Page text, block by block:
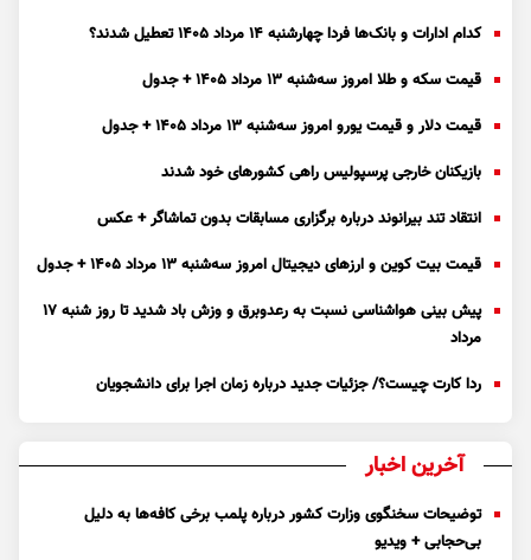
کدام ادارات و بانک‌ها فردا چهارشنبه ۱۴ مرداد ۱۴۰۵ تعطیل شدند؟
قیمت سکه و طلا امروز سه‌شنبه ۱۳ مرداد ۱۴۰۵ + جدول
قیمت دلار و قیمت یورو امروز سه‌شنبه ۱۳ مرداد ۱۴۰۵ + جدول
بازیکنان خارجی پرسپولیس راهی کشور‌های خود شدند
انتقاد تند بیرانوند درباره برگزاری مسابقات بدون تماشاگر + عکس
قیمت بیت کوین و ارز‌های دیجیتال امروز سه‌شنبه ۱۳ مرداد ۱۴۰۵ + جدول
پیش بینی هواشناسی نسبت به رعدوبرق و وزش باد شدید تا روز شنبه ۱۷
مرداد
ردا کارت چیست؟/ جزئیات جدید درباره زمان اجرا برای دانشجویان
آخرین اخبار
توضیحات سخنگوی وزارت کشور درباره پلمب برخی کافه‌ها به دلیل
بی‌حجابی + ویدیو